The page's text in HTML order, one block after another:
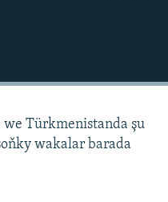
Türkmenistanda şu
wakalar barada